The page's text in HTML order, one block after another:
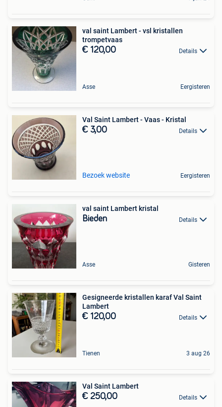
val saint Lambert - vsl kristallen
trompetvaas
€ 120,00 Details
Asse Eergisteren
Val Saint Lambert - Vaas - Kristal
€ 3,00 Details
Bezoek website Eergisteren
val saint Lambert kristal
Bieden Details
Asse Gisteren
Gesigneerde kristallen karaf Val Saint
Lambert
€ 120,00 Details
Tienen 3 aug 26
Val Saint Lambert
€ 250,00 Details